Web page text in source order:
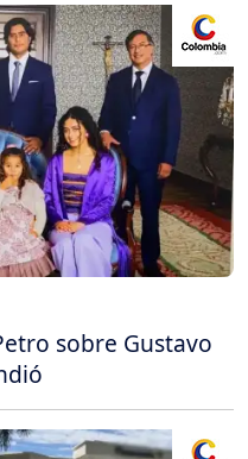
sobre Gustavo